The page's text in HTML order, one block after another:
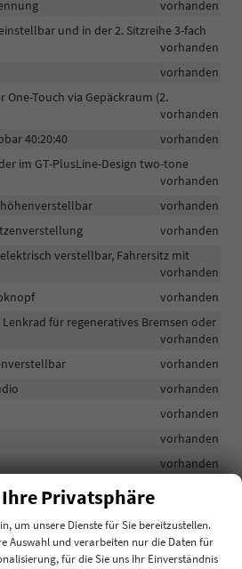
vorhanden
und in der 2. Sitzreihe 3-fach
vorhanden
vorhanden
Touch via Gepäckraum (2.
vorhanden
40:20:40
vorhanden
im GT-PlusLine-Design two-tone
vorhanden
vorhanden
vorhanden
verstellbar, Fahrersitz mit
vorhanden
vorhanden
für regeneratives Bremsen oder
vorhanden
vorhanden
vorhanden
vorhanden
vorhanden
vorhanden
elektrisch bedienbar
vorhanden
vorhanden
Privatsphäre
um unsere Dienste für Sie bereitzustellen.
Auswahl und verarbeiten nur die Daten für
für die Sie uns Ihr Einverständnis